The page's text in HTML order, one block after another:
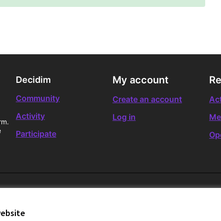
Decidim
Community
Activity
Participate
My account
Create an account
Log in